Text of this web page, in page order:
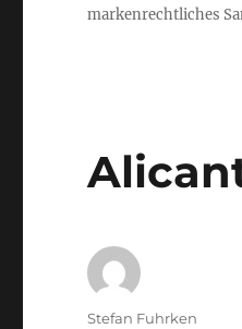
markenrechtliches
Author
Stefan Fuhrken